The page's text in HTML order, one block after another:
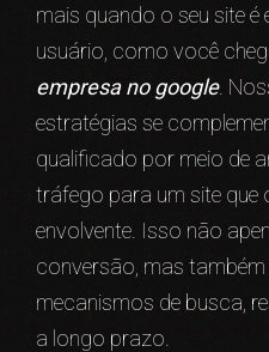
mais quando o seu site
usuário, como você
empresa no google.
estratégias se
qualificado por meio de
tráfego para um site que
envolvente. Isso não
conversão, mas
mecanismos de busca,
a longo prazo.